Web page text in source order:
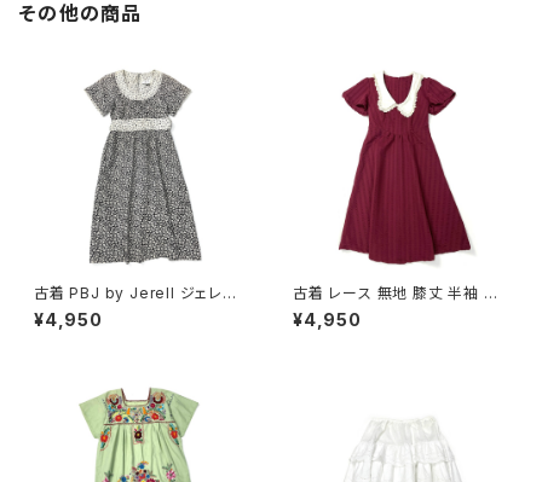
その他の商品
古着 PBJ by Jerell ジェレル
リボン 花柄 コットン100％ 膝丈
半袖 ワンピース 黒 (oa26070
¥4,950
古着 レース 無地 膝丈 半袖 ワ
ンピース 赤 ボルドー (oa2607
080)
¥4,950